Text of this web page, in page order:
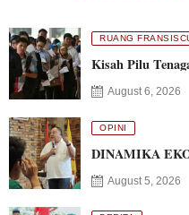
RUANG
Kisah Pilu
August 6, 2026
OPINI
DINAMIKA
August 5, 2026